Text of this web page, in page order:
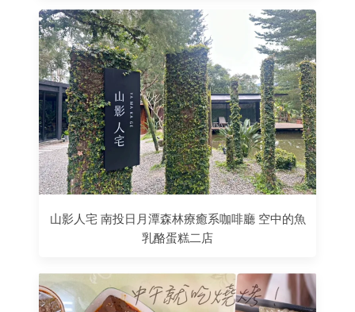
山影人宅 南投日月潭森林療癒系咖啡廳 空中的魚
乳酪蛋糕二店